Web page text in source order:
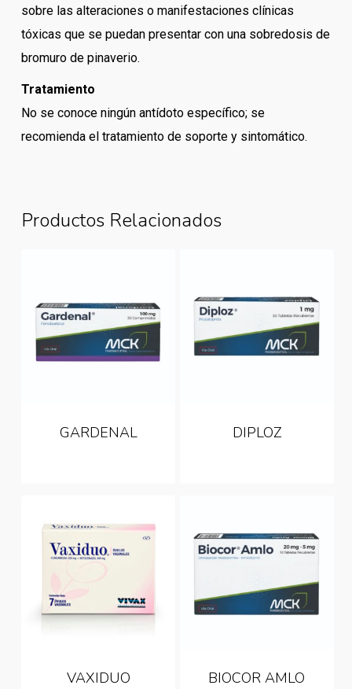
sobre las alteraciones o manifestaciones clínicas
tóxicas que se puedan presentar con una sobredosis de
bromuro de pinaverio.
Tratamiento
No se conoce ningún antídoto específico; se
recomienda el tratamiento de soporte y sintomático.
Productos Relacionados
GARDENAL DIPLOZ
VAXIDUO BIOCOR AMLO